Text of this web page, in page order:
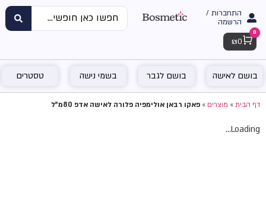
התחברות /
הרשמה
Cart
0
₪ 0
בושם לאישה בושם לגבר בשמי נישה טסטרים
דף הבית»מוצרים»פאקו רבאן אולימפיה פלורה לאישה אדפ 80מ"ל
Loading...